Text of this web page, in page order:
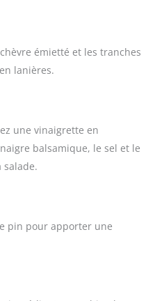
émietté et les tranches
lanières.
une vinaigrette en
balsamique, le sel et le
salade.
pin pour apporter une